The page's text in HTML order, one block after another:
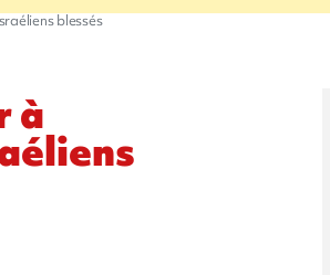
blessés
à